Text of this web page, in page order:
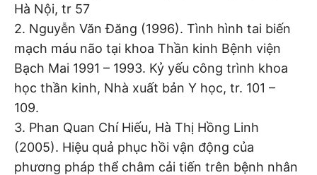
Hà Nội, tr 57
2. Nguyễn Văn Đăng (1996). Tình hình tai biến
mạch máu não tại khoa Thần kinh Bệnh viện
Bạch Mai 1991 – 1993. Kỷ yếu công trình khoa
học thần kinh, Nhà xuất bản Y học, tr. 101 –
109.
3. Phan Quan Chí Hiếu, Hà Thị Hồng Linh
(2005). Hiệu quả phục hồi vận động của
phương pháp thể châm cải tiến trên bệnh nhân